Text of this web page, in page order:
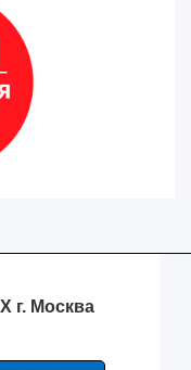
г. Москва